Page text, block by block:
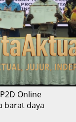
Online
barat daya